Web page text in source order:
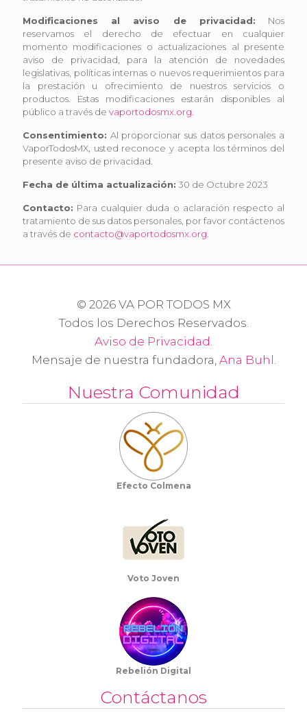
Modificaciones al aviso de privacidad: Nos
reservamos el derecho de efectuar en cualquier
momento modificaciones o actualizaciones al presente
aviso de privacidad, para la atención de novedades
legislativas, políticas internas o nuevos requerimientos para
la prestación u ofrecimiento de nuestros servicios o
productos. Estas modificaciones estarán disponibles al
público a través de vaportodosmx.org
Consentimiento: Al proporcionar sus datos personales a
VaporTodosMX, usted reconoce y acepta los términos del
presente aviso de privacidad.
Fecha de última actualización: 30 de Octubre 2023
Contacto: Para cualquier duda o aclaración respecto al
tratamiento de sus datos personales, por favor contáctenos
a través de contacto@vaportodosmx.org
© 2026 VA POR TODOS MX
Todos los Derechos Reservados.
Aviso de Privacidad.
Mensaje de nuestra fundadora, Ana Buhl .
Nuestra Comunidad
Efecto Colmena
Voto Joven
Rebelión Digital
Contáctanos